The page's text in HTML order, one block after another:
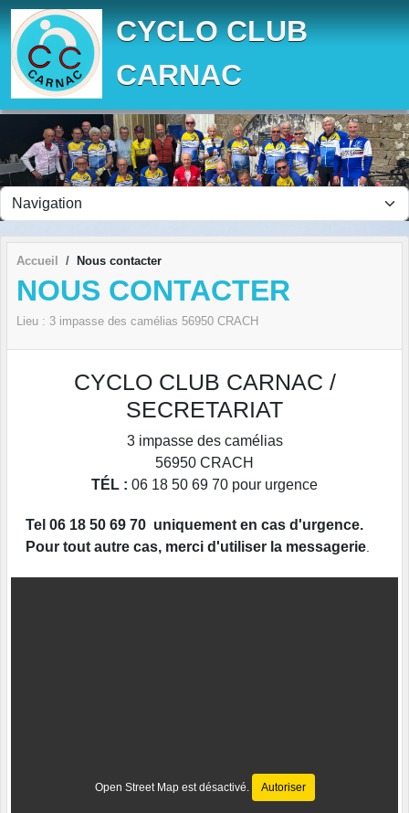
CYCLO CLUB
CARNAC
Accueil Nous contacter
NOUS CONTACTER
Lieu : 3 impasse des camélias 56950 CRACH
CYCLO CLUB CARNAC /
SECRETARIAT
3 impasse des camélias
56950 CRACH
TÉL : 06 18 50 69 70 pour urgence
Tel 06 18 50 69 70 uniquement en cas d'urgence.
Pour tout autre cas, merci d'utiliser la messagerie
Open Street Map est désactivé. Autoriser
Panneau de gestion des cookies